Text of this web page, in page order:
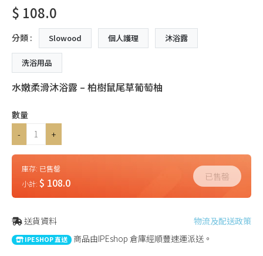
$ 108.0
分類 : Slowood 個人護理 沐浴露
洗浴用品
水嫩柔滑沐浴露 – 柏樹鼠尾草葡萄柚
數量
-
+
庫存: 已售罄
小計: $ 108.0 已售罄
送貨資料 物流及配送政策
IPESHOP 直送 商品由IPEshop 倉庫經順豐速運派送。